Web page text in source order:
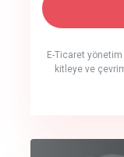
E-Ticaret
kitleye ve